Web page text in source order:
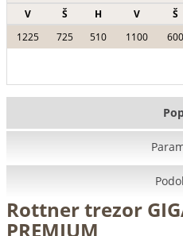
V
Š H V Š
1225
725 510 1100 600
Rottner trezor
PREMIUM